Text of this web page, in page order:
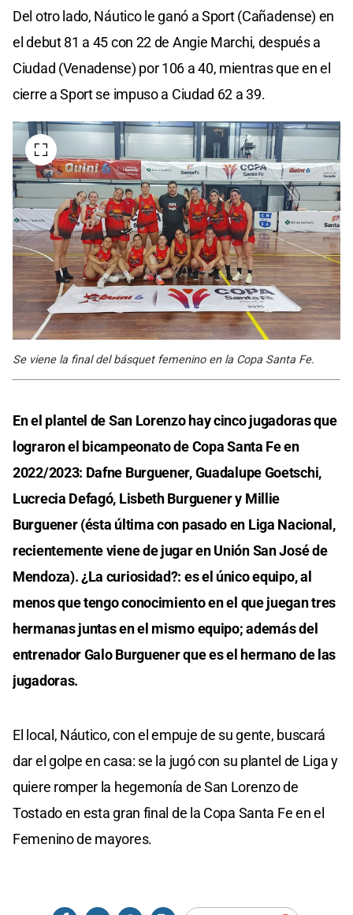
Del otro lado, Náutico le ganó a Sport (Cañadense) en
el debut 81 a 45 con 22 de Angie Marchi, después a
Ciudad (Venadense) por 106 a 40, mientras que en el
cierre a Sport se impuso a Ciudad 62 a 39.
Se viene la final del básquet femenino en la Copa Santa Fe.
En el plantel de San Lorenzo hay cinco jugadoras que
lograron el bicampeonato de Copa Santa Fe en
2022/2023: Dafne Burguener, Guadalupe Goetschi,
Lucrecia Defagó, Lisbeth Burguener y Millie
Burguener (ésta última con pasado en Liga Nacional,
recientemente viene de jugar en Unión San José de
Mendoza). ¿La curiosidad?: es el único equipo, al
menos que tengo conocimiento en el que juegan tres
hermanas juntas en el mismo equipo; además del
entrenador Galo Burguener que es el hermano de las
jugadoras.
El local, Náutico, con el empuje de su gente, buscará
dar el golpe en casa: se la jugó con su plantel de Liga y
quiere romper la hegemonía de San Lorenzo de
Tostado en esta gran final de la Copa Santa Fe en el
Femenino de mayores.